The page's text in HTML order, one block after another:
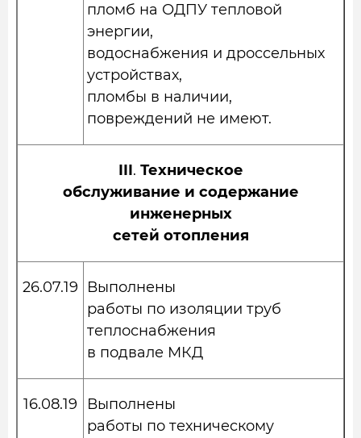
пломб на ОДПУ тепловой
энергии,
водоснабжения и дроссельных
устройствах,
пломбы в наличии,
повреждений не имеют.
III. Техническое
обслуживание и содержание
инженерных
сетей отопления
26.07.19
Выполнены
работы по изоляции труб
теплоснабжения
в подвале МКД
16.08.19
Выполнены
работы по техническому